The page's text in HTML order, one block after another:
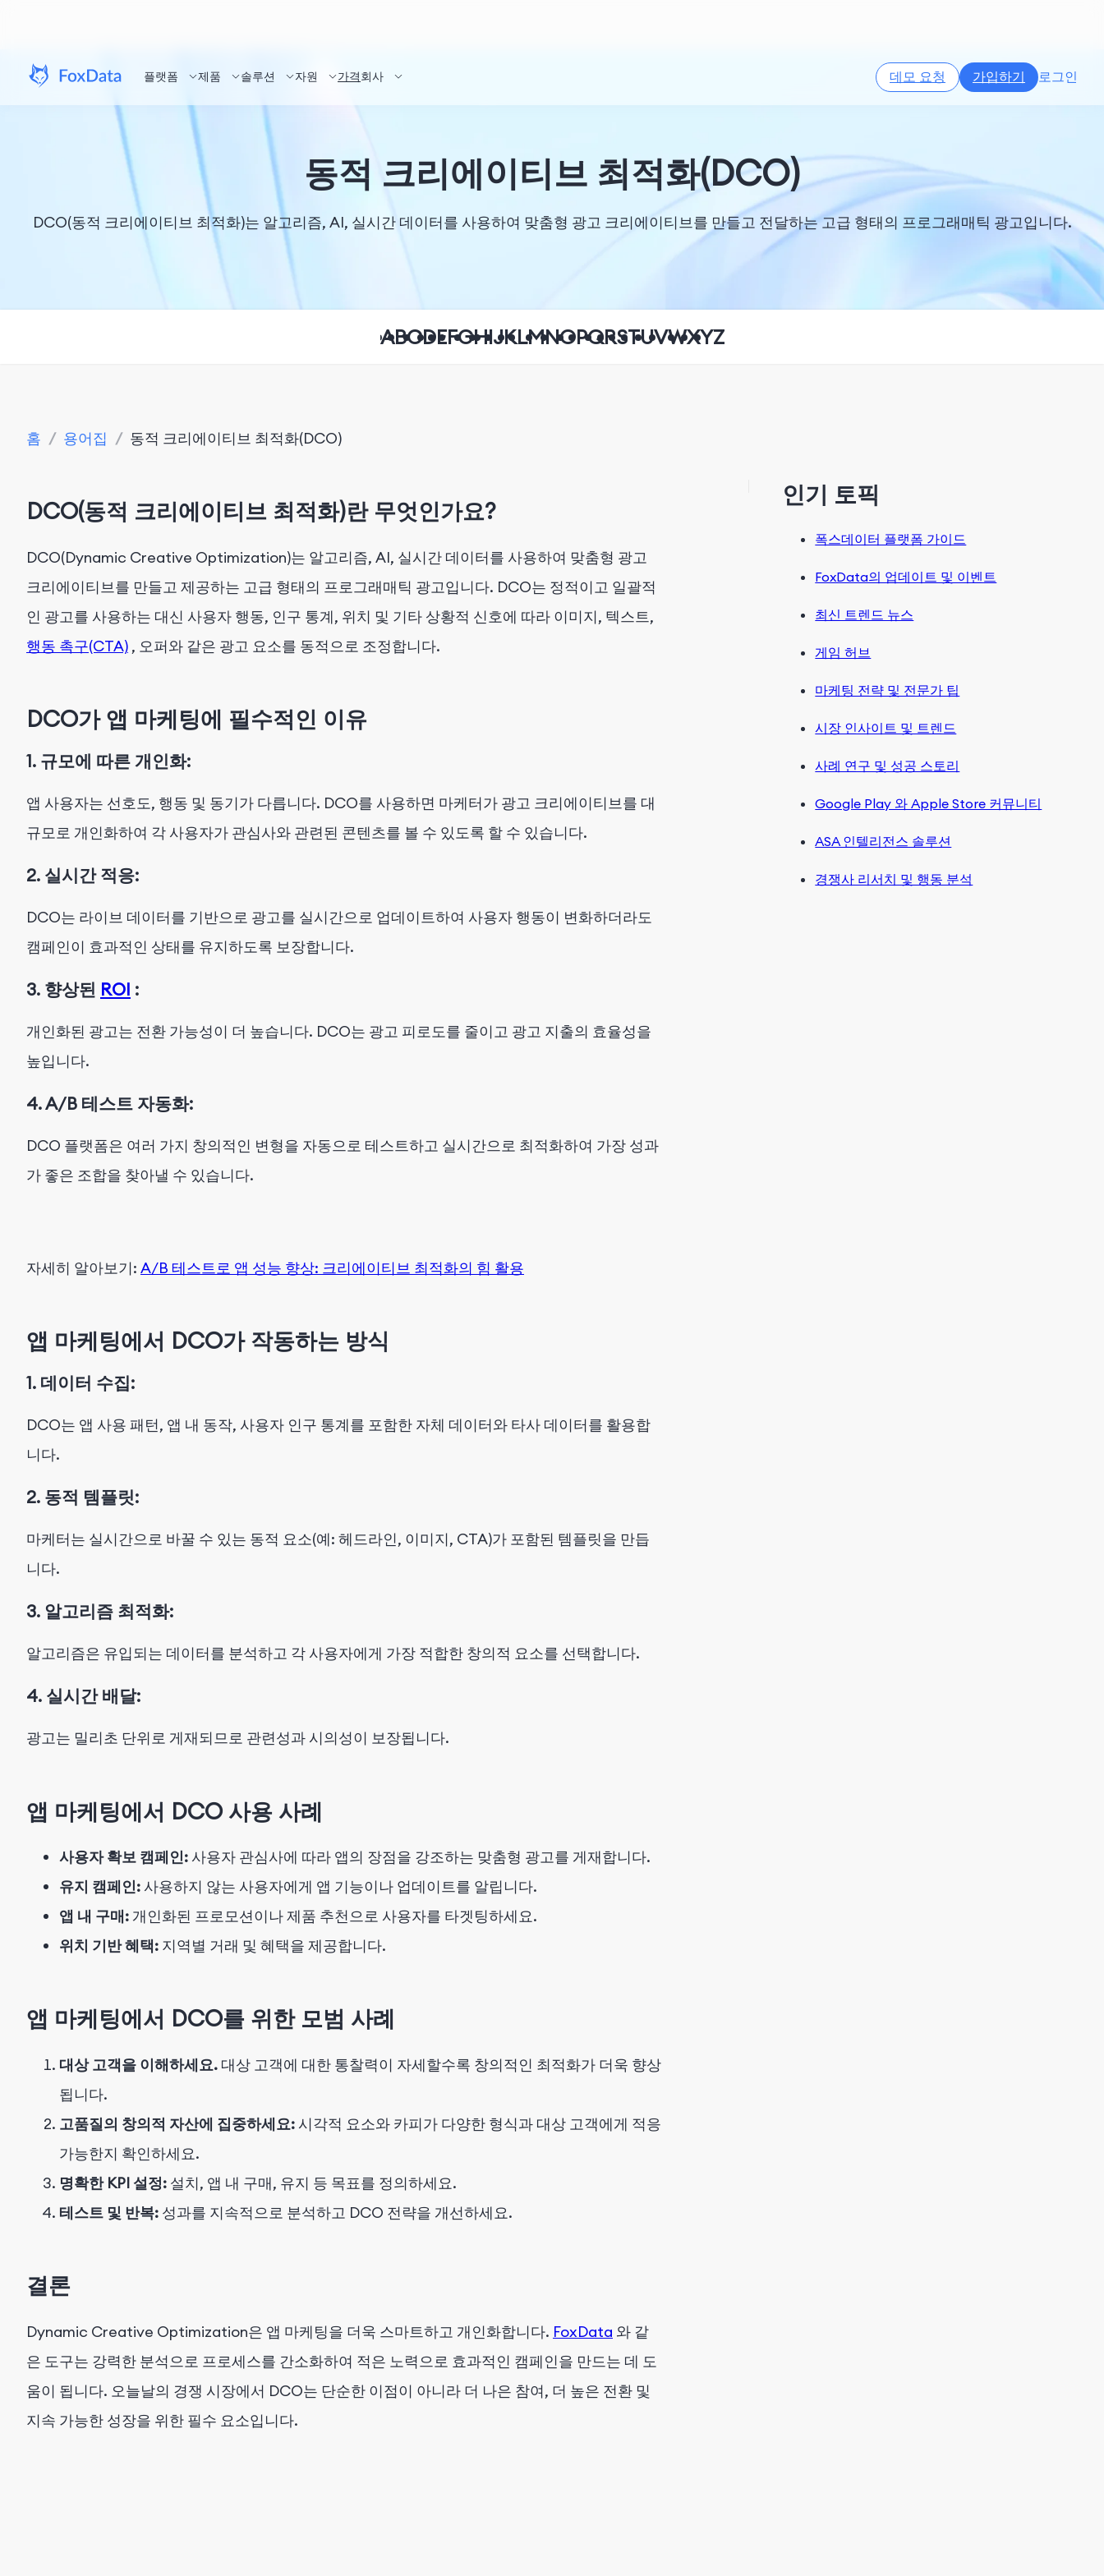
플랫폼 제품 솔루션 자원 가격회사 데모 요청 가입하기 로그인
동적 크리에이티브 최적화(DCO)
DCO(동적 크리에이티브 최적화)는 알고리즘, AI, 실시간 데이터를 사용하여 맞춤형 광고 크리에이티브를 만들고 전달하는 고급 형태의 프로그래매틱 광고입니다.
ABCDEFGHIJKLMNOPQRSTUVWXYZ
홈 / 용어집 / 동적 크리에이티브 최적화(DCO)
DCO(동적 크리에이티브 최적화)란 무엇인가요?
DCO(Dynamic Creative Optimization)는 알고리즘, AI, 실시간 데이터를 사용하여 맞춤형 광고
크리에이티브를 만들고 제공하는 고급 형태의 프로그래매틱 광고입니다. DCO는 정적이고 일괄적
인 광고를 사용하는 대신 사용자 행동, 인구 통계, 위치 및 기타 상황적 신호에 따라 이미지, 텍스트,
행동 촉구(CTA) , 오퍼와 같은 광고 요소를 동적으로 조정합니다.
DCO가 앱 마케팅에 필수적인 이유
1. 규모에 따른 개인화:
앱 사용자는 선호도, 행동 및 동기가 다릅니다. DCO를 사용하면 마케터가 광고 크리에이티브를 대
규모로 개인화하여 각 사용자가 관심사와 관련된 콘텐츠를 볼 수 있도록 할 수 있습니다.
2. 실시간 적응:
DCO는 라이브 데이터를 기반으로 광고를 실시간으로 업데이트하여 사용자 행동이 변화하더라도
캠페인이 효과적인 상태를 유지하도록 보장합니다.
3. 향상된 ROI :
개인화된 광고는 전환 가능성이 더 높습니다. DCO는 광고 피로도를 줄이고 광고 지출의 효율성을
높입니다.
4.A/B 테스트 자동화:
DCO 플랫폼은 여러 가지 창의적인 변형을 자동으로 테스트하고 실시간으로 최적화하여 가장 성과
가 좋은 조합을 찾아낼 수 있습니다.
자세히 알아보기: A/B 테스트로 앱 성능 향상: 크리에이티브 최적화의 힘 활용
앱 마케팅에서 DCO가 작동하는 방식
1. 데이터 수집:
DCO는 앱 사용 패턴, 앱 내 동작, 사용자 인구 통계를 포함한 자체 데이터와 타사 데이터를 활용합
니다.
2. 동적 템플릿:
마케터는 실시간으로 바꿀 수 있는 동적 요소(예: 헤드라인, 이미지, CTA)가 포함된 템플릿을 만듭
니다.
3. 알고리즘 최적화:
알고리즘은 유입되는 데이터를 분석하고 각 사용자에게 가장 적합한 창의적 요소를 선택합니다.
4. 실시간 배달:
광고는 밀리초 단위로 게재되므로 관련성과 시의성이 보장됩니다.
앱 마케팅에서 DCO 사용 사례
사용자 확보 캠페인: 사용자 관심사에 따라 앱의 장점을 강조하는 맞춤형 광고를 게재합니다.
유지 캠페인: 사용하지 않는 사용자에게 앱 기능이나 업데이트를 알립니다.
앱 내 구매: 개인화된 프로모션이나 제품 추천으로 사용자를 타겟팅하세요.
위치 기반 혜택: 지역별 거래 및 혜택을 제공합니다.
앱 마케팅에서 DCO를 위한 모범 사례
대상 고객을 이해하세요. 대상 고객에 대한 통찰력이 자세할수록 창의적인 최적화가 더욱 향상
됩니다.
고품질의 창의적 자산에 집중하세요:시각적 요소와 카피가 다양한 형식과 대상 고객에게 적응
가능한지 확인하세요.
명확한 KPI 설정: 설치, 앱 내 구매, 유지 등 목표를 정의하세요.
테스트 및 반복: 성과를 지속적으로 분석하고 DCO 전략을 개선하세요.
결론
Dynamic Creative Optimization은 앱 마케팅을 더욱 스마트하고 개인화합니다. FoxData 와 같
은 도구는 강력한 분석으로 프로세스를 간소화하여 적은 노력으로 효과적인 캠페인을 만드는 데 도
움이 됩니다. 오늘날의 경쟁 시장에서 DCO는 단순한 이점이 아니라 더 나은 참여, 더 높은 전환 및
지속 가능한 성장을 위한 필수 요소입니다.
인기 토픽
폭스데이터 플랫폼 가이드
FoxData의 업데이트 및 이벤트
최신 트렌드 뉴스
게임 허브
마케팅 전략 및 전문가 팁
시장 인사이트 및 트렌드
사례 연구 및 성공 스토리
Google Play 와 Apple Store 커뮤니티
ASA 인텔리전스 솔루션
경쟁사 리서치 및 행동 분석